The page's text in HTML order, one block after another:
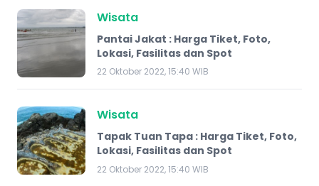
Wisata
Pantai Jakat : Harga Tiket, Foto,
Lokasi, Fasilitas dan Spot
22 Oktober 2022, 15:40 WIB
Wisata
Tapak Tuan Tapa : Harga Tiket, Foto,
Lokasi, Fasilitas dan Spot
22 Oktober 2022, 15:40 WIB